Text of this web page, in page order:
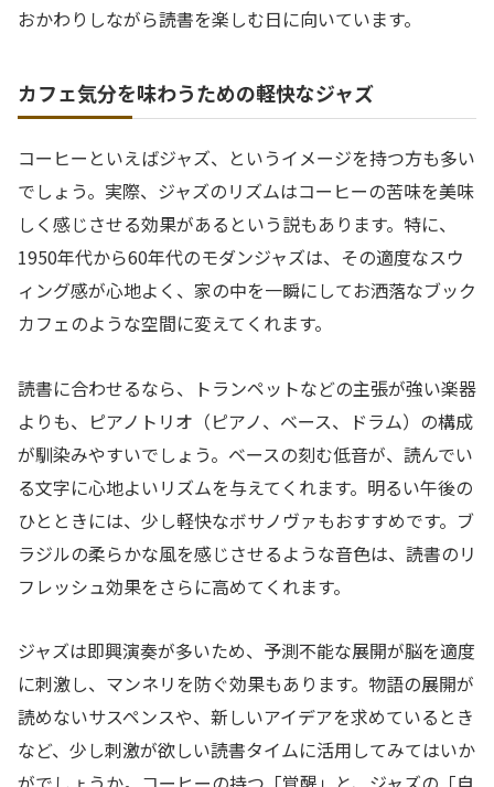
おかわりしながら読書を楽しむ日に向いています。
カフェ気分を味わうための軽快なジャズ
コーヒーといえばジャズ、というイメージを持つ方も多い
でしょう。実際、ジャズのリズムはコーヒーの苦味を美味
しく感じさせる効果があるという説もあります。特に、
1950年代から60年代のモダンジャズは、その適度なスウ
ィング感が心地よく、家の中を一瞬にしてお洒落なブック
カフェのような空間に変えてくれます。
読書に合わせるなら、トランペットなどの主張が強い楽器
よりも、ピアノトリオ（ピアノ、ベース、ドラム）の構成
が馴染みやすいでしょう。ベースの刻む低音が、読んでい
る文字に心地よいリズムを与えてくれます。明るい午後の
ひとときには、少し軽快なボサノヴァもおすすめです。ブ
ラジルの柔らかな風を感じさせるような音色は、読書のリ
フレッシュ効果をさらに高めてくれます。
ジャズは即興演奏が多いため、予測不能な展開が脳を適度
に刺激し、マンネリを防ぐ効果もあります。物語の展開が
読めないサスペンスや、新しいアイデアを求めているとき
など、少し刺激が欲しい読書タイムに活用してみてはいか